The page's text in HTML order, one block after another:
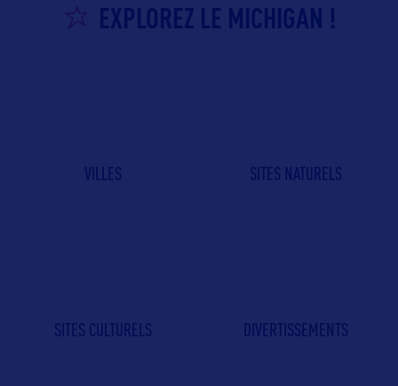
EXPLOREZ LE MICHIGAN !
VILLES SITES NATURELS
SITES CULTURELS DIVERTISSEMENTS